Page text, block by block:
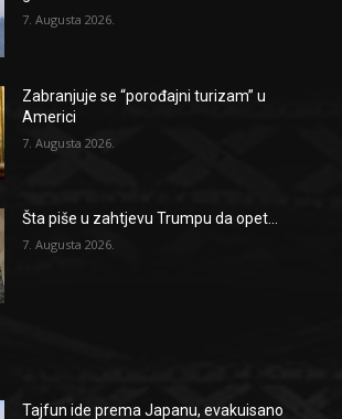
7. Augusta 2026.
Zabranjuje se “porođajni turizam” u
Americi
7. Augusta 2026.
Šta piše u zahtjevu Trumpu da opet...
7. Augusta 2026.
Tajfun ide prema Japanu, evakuisano